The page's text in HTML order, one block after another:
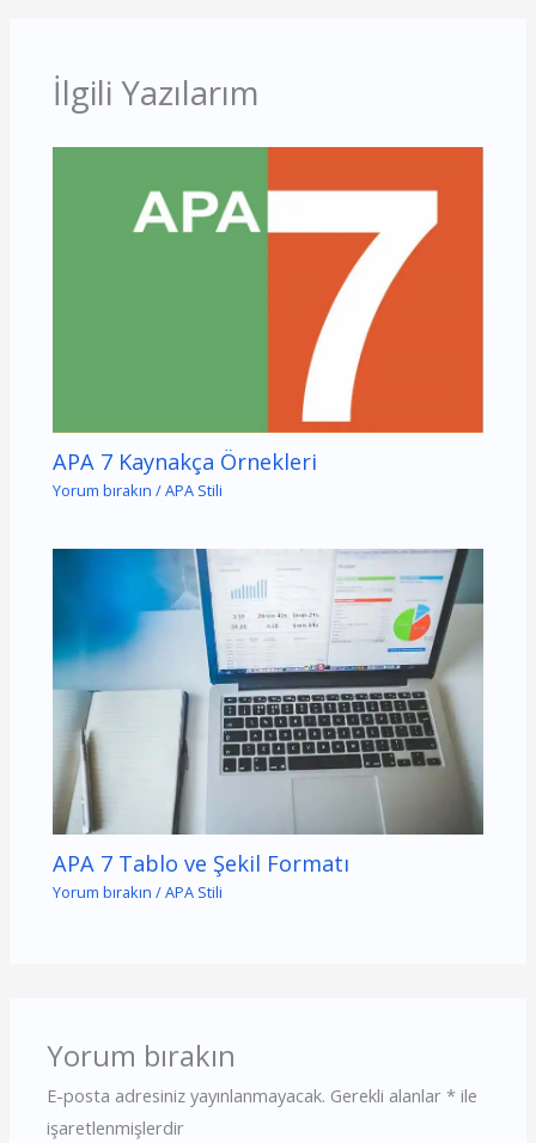
İlgili Yazılarım
APA 7 Kaynakça Örnekleri
Yorum bırakın /APA Stili
APA 7 Tablo ve Şekil Formatı
Yorum bırakın /APA Stili
Yorum bırakın
E-posta adresiniz yayınlanmayacak. Gerekli alanlar* ile
işaretlenmişlerdir